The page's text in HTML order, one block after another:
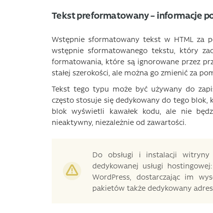
Tekst preformatowany – informacje
Wstępnie sformatowany tekst w HTML za
wstępnie sformatowanego tekstu, który
formatowania, które są ignorowane przez
stałej szerokości, ale można go zmienić za
Tekst tego typu może być używany do
często stosuje się dedykowany do tego
blok wyświetli kawałek kodu, ale nie
nieaktywny, niezależnie od zawartości.
Do obsługi i instalacji witryny
dedykowanej usługi hostingowej:
WordPress, dostarczając im
pakietów także dedykowany adres